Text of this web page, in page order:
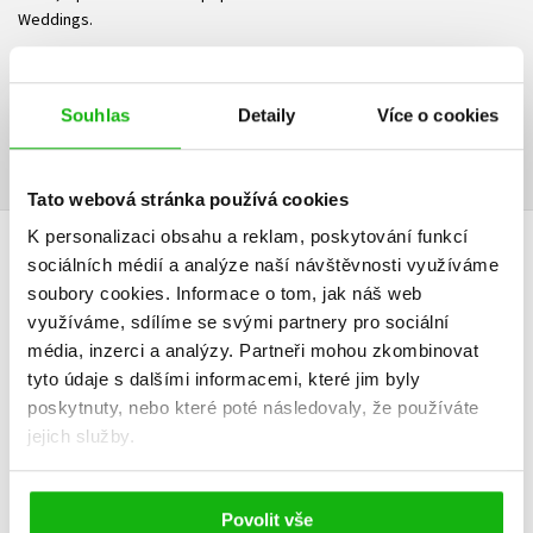
Souhlas Detaily Více o cookies
Tato webová stránka používá cookies
K personalizaci obsahu a reklam, poskytování funkcí
sociálních médií a analýze naší návštěvnosti využíváme
soubory cookies. Informace o tom, jak náš web
využíváme, sdílíme se svými partnery pro sociální
média, inzerci a analýzy. Partneři mohou zkombinovat
tyto údaje s dalšími informacemi, které jim byly
poskytnuty, nebo které poté následovaly, že používáte
jejich služby.
Povolit vše
Weddings.
Obsah.pdf Ukázka.pdf
HODNOCENÍ ČTENÁŘŮ
V současné době nejsou vytvořena žádná uživatelská hodnocení.
Vaše hodnocení
Uživatelskou recenzi mohou vkládat pouze registrovaní uživatelé
Přihlásit